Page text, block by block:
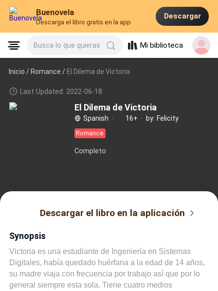
Buenovela
Descarga el libro gratis en la app
Descargar
Busca lo que quieras Mi biblioteca
Inicio /Romance / El Dilema de Victoria
Last Updated: 2022-06-18
El Dilema de Victoria
Spanish · 16+ · by: Felicity
Romance
Completo
Descargar el libro en la aplicación
Synopsis
Victoria es una estudiante de Ingeniería en Sistemas
Digitales, había quedado huérfana a la edad de 14 años,
su madre viaja con frecuencia por trabajo así que por lo
general siempre esta sola. Tiene cuatro medios